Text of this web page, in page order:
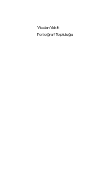
Vicdan Vakfı
Fotoğraf Topluluğu